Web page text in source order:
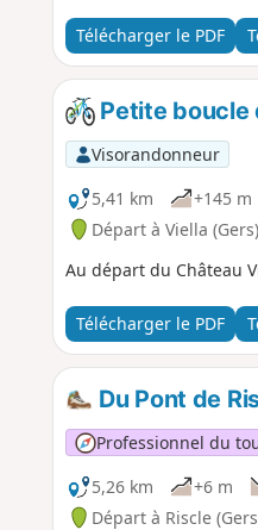
Télécharger le PDF
Petite boucle
Visorandonneur
5,41 km
+145 m
Départ à Viella (Gers)
Au départ du Château
Télécharger le PDF
Du Pont de
Professionnel du
5,26 km
+6 m
Départ à Riscle